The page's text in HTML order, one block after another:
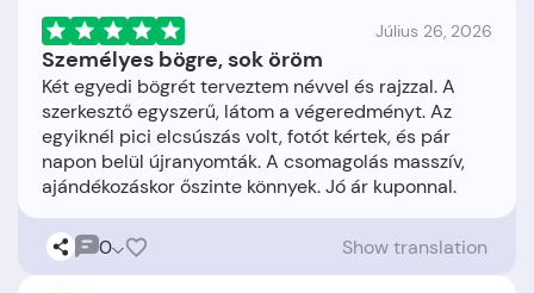
Július 26, 2026
Személyes bögre, sok öröm
Két egyedi bögrét terveztem névvel és rajzzal. A
szerkesztő egyszerű, látom a végeredményt. Az
egyiknél pici elcsúszás volt, fotót kértek, és pár
napon belül újranyomták. A csomagolás masszív,
0 Show translation